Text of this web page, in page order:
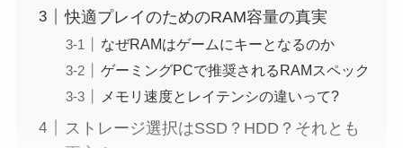
快適プレイのためのRAM容量の真実
なぜRAMはゲームにキーとなるのか
ゲーミングPCで推奨されるRAMスペック
メモリ速度とレイテンシの違いって?
ストレージ選択はSSD？HDD？それとも